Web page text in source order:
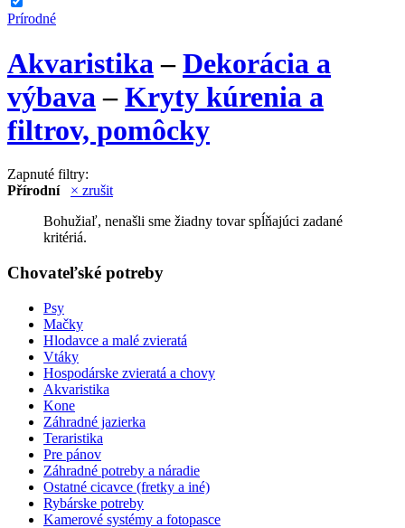
Prírodné
Akvaristika –Dekorácia a
výbava –Kryty kúrenia a
filtrov, pomôcky
Zapnuté filtry:
Přírodní
× zrušit
Bohužiaľ, nenašli sme žiadny tovar spĺňajúci zadané
kritériá.
Chovateľské potreby
Psy
Mačky
Hlodavce a malé zvieratá
Vtáky
Hospodárske zvieratá a chovy
Akvaristika
Kone
Záhradné jazierka
Teraristika
Pre pánov
Záhradné potreby a náradie
Ostatné cicavce (fretky a iné)
Rybárske potreby
Kamerové systémy a fotopasce